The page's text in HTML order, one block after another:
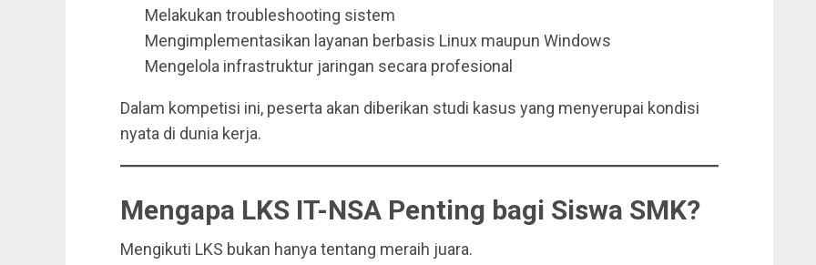
Melakukan troubleshooting sistem
Mengimplementasikan layanan berbasis Linux maupun Windows
Mengelola infrastruktur jaringan secara profesional
Dalam kompetisi ini, peserta akan diberikan studi kasus yang menyerupai kondisi
nyata di dunia kerja.
Mengapa LKS IT-NSA Penting bagi Siswa SMK?
Mengikuti LKS bukan hanya tentang meraih juara.